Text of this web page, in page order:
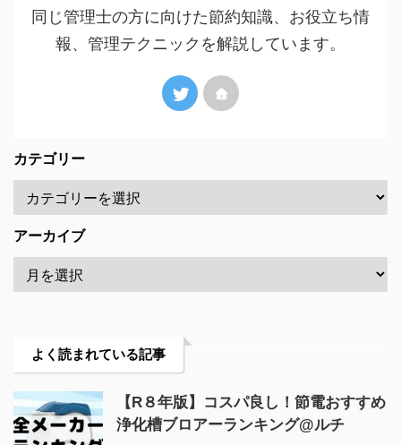
同じ管理士の方に向けた節約知識、お役立ち情
報、管理テクニックを解説しています。
カテゴリー
アーカイブ
よく読まれている記事
【R８年版】コスパ良し！節電おすすめ
浄化槽ブロアーランキング@ルチ